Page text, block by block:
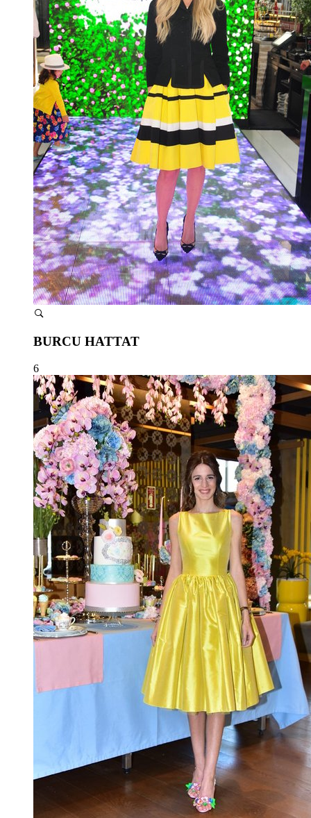
BURCU HATTAT
6